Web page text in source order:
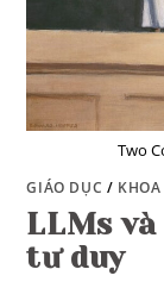
Two
GIÁO DỤC / KHOA
LLMs
tư duy